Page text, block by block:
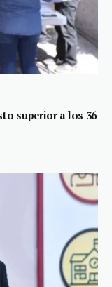
superior a los 36